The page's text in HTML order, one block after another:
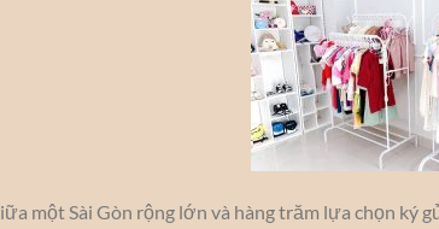
một Sài Gòn rộng lớn và hàng trăm lựa chọn ký